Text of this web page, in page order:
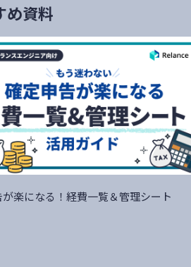
め資料
楽になる！経費一覧＆管理シート